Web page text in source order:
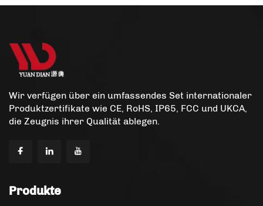
Wir verfügen über ein umfassendes Set internationaler
Produktzertifikate wie CE, RoHS, IP65, FCC und UKCA,
die Zeugnis ihrer Qualität ablegen.
Produkte